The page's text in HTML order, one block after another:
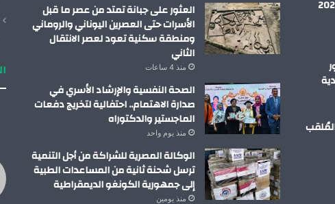
العثور على جبانة تمتد من عصر ما قبل
الأسرات حتى العصرين اليوناني والروماني
ومنطقة سكنية تعود لعصر الانتقال
الثاني
منذ 4 ساعات
الصحة النفسية والإرشاد الأسري في
صدارة الاهتمام.. احتفالية لتخريج دفعات
الماجستير والدكتوراه
منذ يوم واحد
الوكالة المصرية للشراكة من أجل التنمية
ترسل شحنة ثانية من المساعدات الطبية
إلى جمهورية الكونغو الديمقراطية
منذ يومين